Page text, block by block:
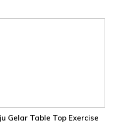
Gelar Table Top Exercise